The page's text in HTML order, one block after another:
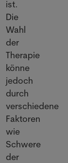
ist.
Die
Wahl
der
Therapie
könne
jedoch
durch
verschiedene
Faktoren
wie
Schwere
der